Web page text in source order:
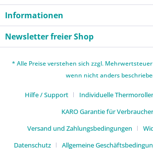
Informationen
Newsletter freier Shop
* Alle Preise verstehen sich zzgl.
wenn nicht anders
Hilfe / Support Individuelle
KARO Garantie für Verbraucher
Versand und Zahlungsbedingungen
Datenschutz
Allgemeine